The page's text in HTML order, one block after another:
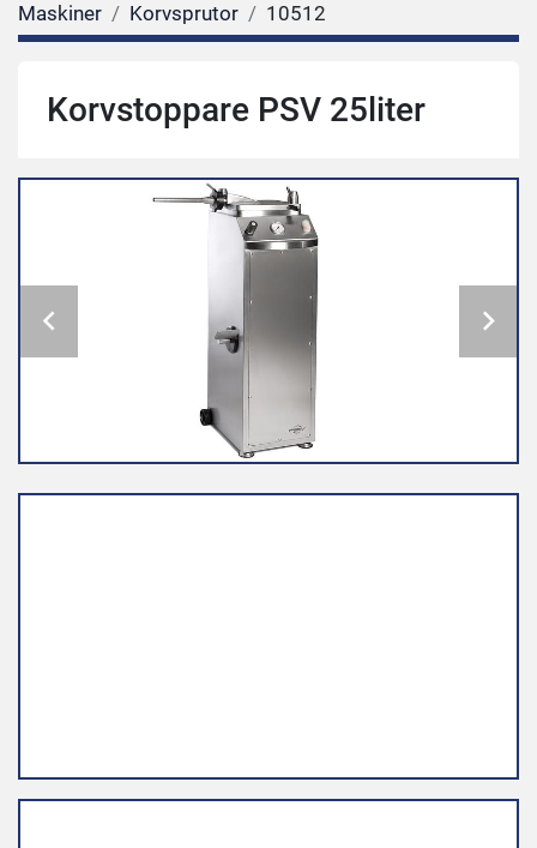
Maskiner Korvsprutor 10512
Korvstoppare PSV 25liter